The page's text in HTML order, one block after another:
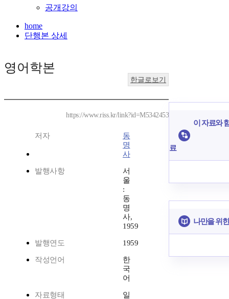
공개강의
home
단행본 상세
영어학본
한글로보기
https://www.riss.kr/link?id=M5342453
저자
동
명
사
발행사항
서
울
:
동
명
사,
1959
발행연도 1959
작성언어
한
국
어
자료형태
일
이 자료와
료
나만을 위